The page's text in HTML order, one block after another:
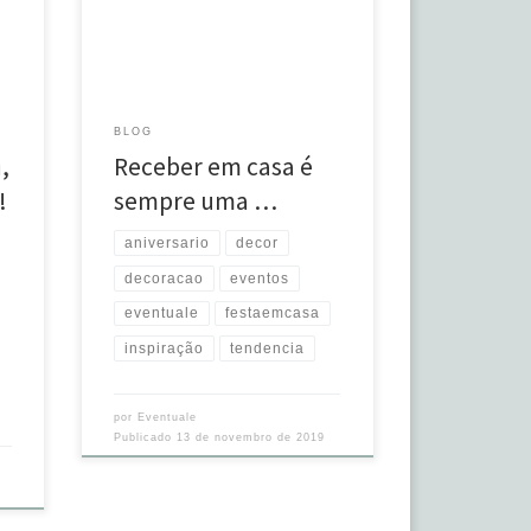
😍👏🏻 #decoração #decor
#festaemcasa #aniversario
#inspiracao #tendencia #eventos
#eventuale Source
BLOG
Receber em casa é
sempre uma …
aniversario decor
decoracao eventos
eventuale festaemcasa
inspiração tendencia
por Eventuale
Publicado 13 de novembro de 2019